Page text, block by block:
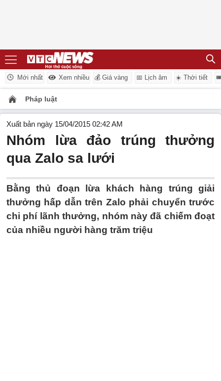
Mới nhất Xem nhiều 💰 Giá vàng 📅 Lịch âm ☀️ Thời tiết
Pháp luật
Xuất bản ngày 15/04/2015 02:42 AM
Nhóm lừa đảo trúng thưởng
qua Zalo sa lưới
Bằng thủ đoạn lừa khách hàng trúng giải
thưởng hấp dẫn trên Zalo phải chuyển trước
chi phí lãnh thưởng, nhóm này đã chiếm đoạt
của nhiều người hàng trăm triệu